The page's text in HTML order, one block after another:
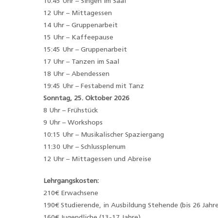
12 Uhr – Mittagessen
14 Uhr – Gruppenarbeit
15 Uhr – Kaffeepause
15:45 Uhr – Gruppenarbeit
17 Uhr – Tanzen im Saal
18 Uhr – Abendessen
19:45 Uhr – Festabend mit Tanz
Sonntag, 25. Oktober 2026
8 Uhr – Frühstück
9 Uhr – Workshops
10:15 Uhr – Musikalischer Spaziergang
11:30 Uhr – Schlussplenum
12 Uhr – Mittagessen und Abreise
Lehrgangskosten:
210€ Erwachsene
190€ Studierende, in Ausbildung Stehende (bis 26